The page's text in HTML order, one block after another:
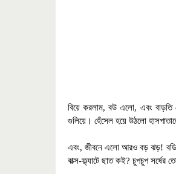
বিয়ে করলাম, বউ এলো, এবং
গুলিয়ে। হেঁসেল হয়ে উঠলো
এবং, জীবনে এলো আরও বড় ঝড়!
বাক্স-ফ্ল্যাটে ছাত কই? চুপচুপ সর্ষের